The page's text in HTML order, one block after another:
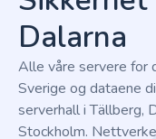
Dalarna
Alle våre servere for
Sverige og dataene
serverhall i Tällberg,
Stockholm.